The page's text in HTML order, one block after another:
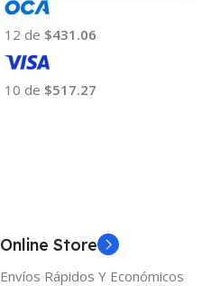
12 de $431.06
10 de $517.27
Online Store
Envíos Rápidos Y Económicos